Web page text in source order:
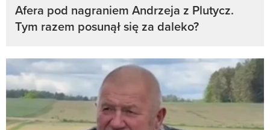
Afera pod nagraniem Andrzeja z Plutycz.
Tym razem posunął się za daleko?